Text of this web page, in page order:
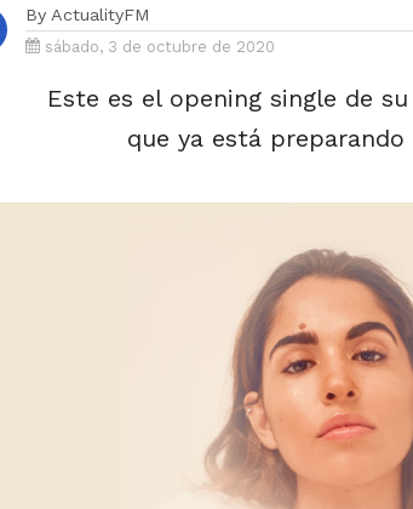
By ActualityFM
sábado, 3 de octubre de 2020
Este es el opening single de
que ya está